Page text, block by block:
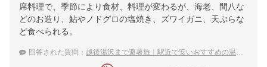
楽天トラベルで
ホテル詳細を詳しく見る
席料理で、季節により食材、料理が変わるが、海老、間八な
どのお造り、鮎やノドグロの塩焼き、ズワイガニ、天ぷらな
ど食べられる。
回答された質問： 越後湯沢まで避暑旅｜駅近で安いおすすめの温泉ホテルは？